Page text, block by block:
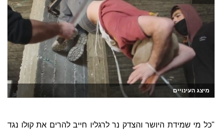
מיצג העינויים
"כל מי שמידת היושר והצדק נר לרגליו חייב להרים את קולו נגד